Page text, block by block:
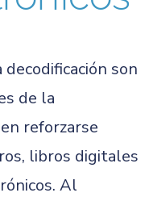
son
de la
reforzarse
libros digitales
Al